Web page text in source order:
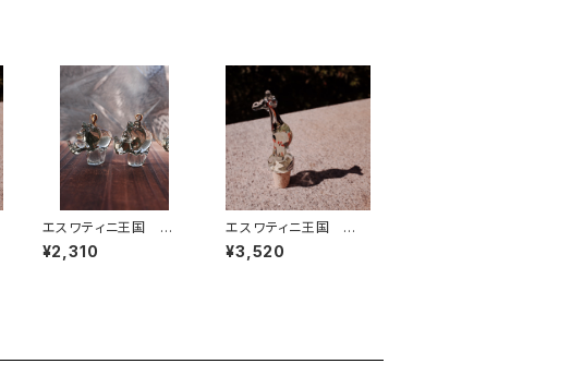
エスワティニ王国 手
吹きスワジグラス アニ
マルオーナメント (Rhin
¥2,310
エスワティニ王国 手
吹きスワジグラス アニ
マルボトル ストッパー(G
¥3,520